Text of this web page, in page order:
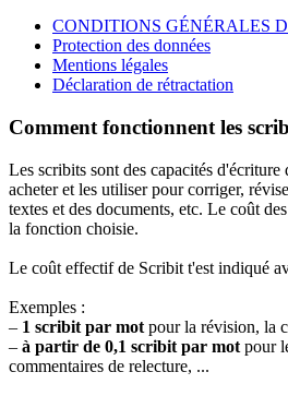
CONDITIONS GÉNÉRALES
Protection des données
Mentions légales
Déclaration de rétractation
Comment fonctionnent les
Les scribits sont des capacités
acheter et les utiliser pour corriger,
textes et des documents, etc. Le coût
la fonction choisie.
Le coût effectif de Scribit t'est indiqué
Exemples :
– 1 scribit par mot pour la révision, la
– à partir de 0,1 scribit par mot pour
commentaires de relecture, ...